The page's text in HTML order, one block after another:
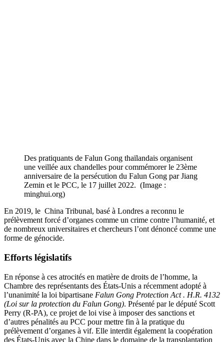
Des pratiquants de Falun Gong thaïlandais organisent
une veillée aux chandelles pour commémorer le 23ème
anniversaire de la persécution du Falun Gong par Jiang
Zemin et le PCC, le 17 juillet 2022. (Image :
minghui.org)
En 2019, le China Tribunal, basé à Londres a reconnu le
prélèvement forcé d’organes comme un crime contre l’humanité, et
de nombreux universitaires et chercheurs l’ont dénoncé comme une
forme de génocide.
Efforts législatifs
En réponse à ces atrocités en matière de droits de l’homme, la
Chambre des représentants des États-Unis a récemment adopté à
l’unanimité la loi bipartisane Falun Gong Protection Act . H.R. 4132
(Loi sur la protection du Falun Gong). Présenté par le député Scott
Perry (R-PA), ce projet de loi vise à imposer des sanctions et
d’autres pénalités au PCC pour mettre fin à la pratique du
prélèvement d’organes à vif. Elle interdit également la coopération
des États-Unis avec la Chine dans le domaine de la transplantation